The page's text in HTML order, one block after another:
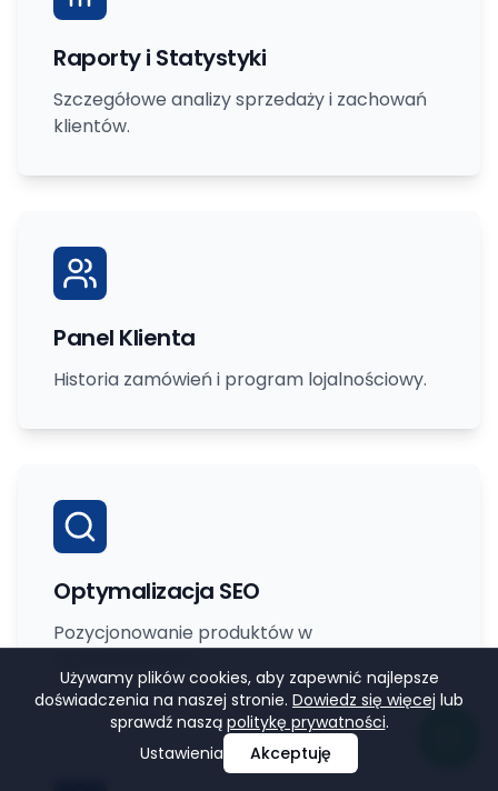
Raporty i Statystyki
Szczegółowe analizy sprzedaży i zachowań
klientów.
Panel Klienta
Historia zamówień i program lojalnościowy.
Optymalizacja SEO
Pozycjonowanie produktów w
Używamy plików cookies, aby zapewnić najlepsze
doświadczenia na naszej stronie. Dowiedz się więcej lub
sprawdź naszą politykę prywatności.
Ustawienia
Akceptuję